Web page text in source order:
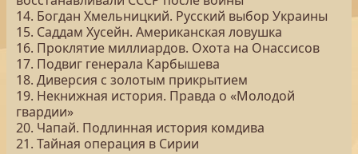
14. Богдан Хмельницкий. Русский выбор Украины
15. Саддам Хусейн. Американская ловушка
16. Проклятие миллиардов. Охота на Онассисов
17. Подвиг генерала Карбышева
18. Диверсия с золотым прикрытием
19. Некнижная история. Правда о «Молодой
гвардии»
20. Чапай. Подлинная история комдива
21. Тайная операция в Сирии